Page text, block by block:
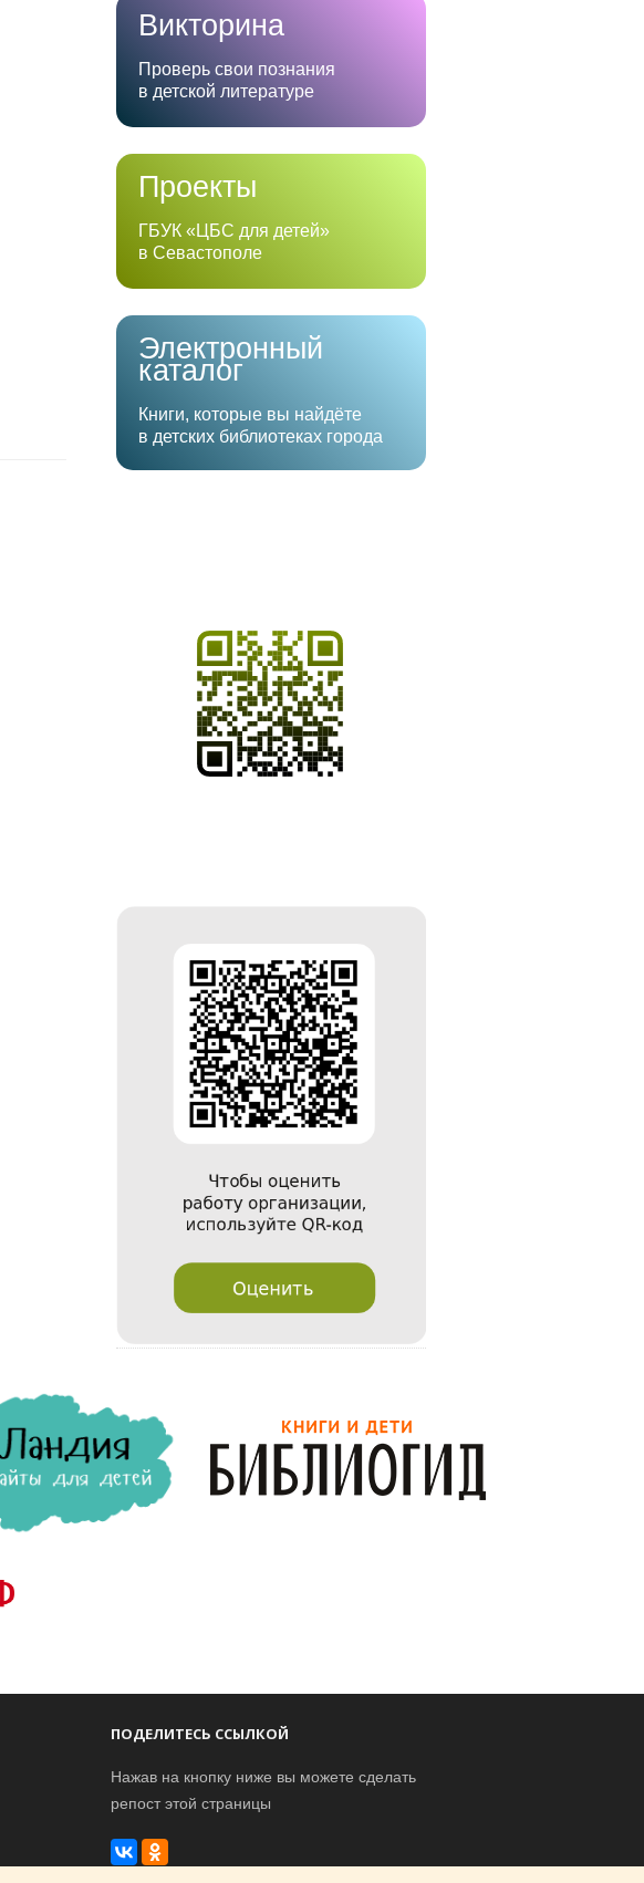
Викторина
Проверь свои познания
в детской литературе
Проекты
ГБУК «ЦБС для детей»
в Севастополе
Электронный
каталог
Книги, которые вы найдёте
в детских библиотеках города
ПОДЕЛИТЕСЬ ССЫЛКОЙ
Нажав на кнопку ниже вы можете сделать
репост этой страницы